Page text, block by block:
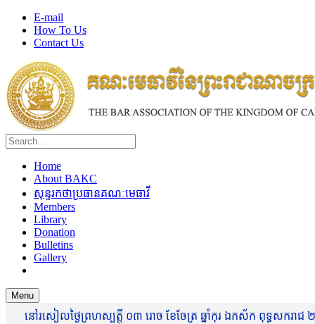
E-mail
How To Us
Contact Us
Home
About BAKC
សុន្ទរកថាប្រធានគណៈមេធាវី
Members
Library
Donation
Bulletins
Gallery
Menu
នៅរសៀលថ្ងៃព្រហស្បត្តិ៍ ០៣ រោច ខែចែត្រ ឆ្នាំកុរ ឯកស័ក ពុទ្ធសករាជ